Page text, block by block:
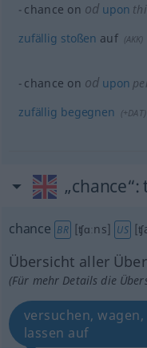
chance on od upon
zufällig stoßen auf (AKK)
chance on od upon
zufällig begegnen (+DAT)
„chance“:
chance BR [ʧɑːns] US
Übersicht aller
(Für mehr Details die
versuchen,
lassen auf